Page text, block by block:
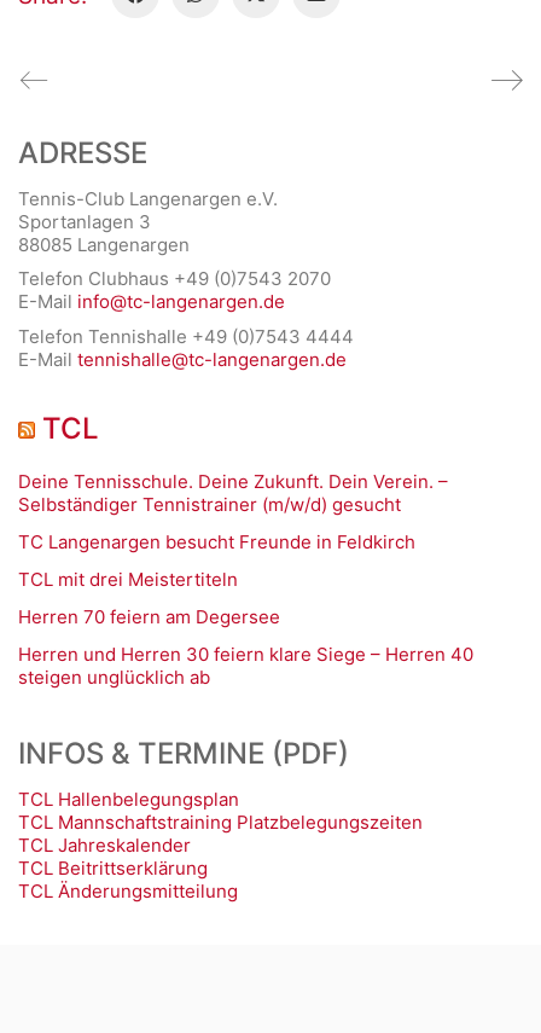
ADRESSE
Tennis-Club Langenargen e.V.
Sportanlagen 3
88085 Langenargen
Telefon Clubhaus +49 (0)7543 2070
E-Mail info@tc-langenargen.de
Telefon Tennishalle +49 (0)7543 4444
E-Mail tennishalle@tc-langenargen.de
TCL
Deine Tennisschule. Deine Zukunft. Dein Verein. –
Selbständiger Tennistrainer (m/w/d) gesucht
TC Langenargen besucht Freunde in Feldkirch
TCL mit drei Meistertiteln
Herren 70 feiern am Degersee
Herren und Herren 30 feiern klare Siege – Herren 40
steigen unglücklich ab
INFOS & TERMINE (PDF)
TCL Hallenbelegungsplan
TCL Mannschaftstraining Platzbelegungszeiten
TCL Jahreskalender
TCL Beitrittserklärung
TCL Änderungsmitteilung